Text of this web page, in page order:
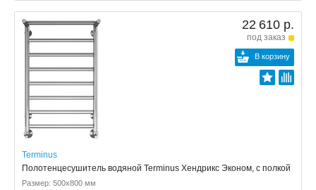
22 610 р.
под заказ
В корзину
Terminus
Полотенцесушитель водяной Terminus Хендрикс Эконом, с полкой
Размер: 500x800 мм